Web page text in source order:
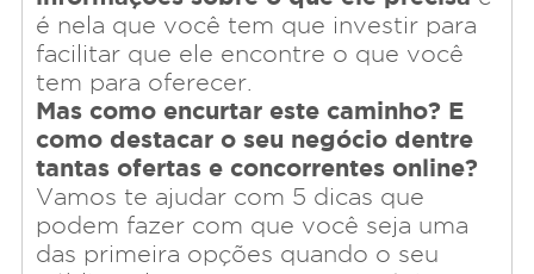
é nela que você tem que investir para
facilitar que ele encontre o que você
tem para oferecer.
Mas como encurtar este caminho? E
como destacar o seu negócio dentre
tantas ofertas e concorrentes online?
Vamos te ajudar com 5 dicas que
podem fazer com que você seja uma
das primeira opções quando o seu